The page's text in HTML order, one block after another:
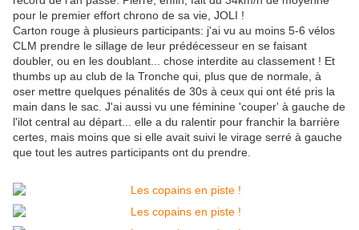
pour le premier effort chrono de sa vie, JOLI !
Carton rouge à plusieurs participants: j'ai vu au moins 5-6 vélos
CLM prendre le sillage de leur prédécesseur en se faisant
doubler, ou en les doublant... chose interdite au classement ! Et
thumbs up au club de la Tronche qui, plus que de normale, à
oser mettre quelques pénalités de 30s à ceux qui ont été pris la
main dans le sac. J'ai aussi vu une féminine 'couper' à gauche de
l'ilot central au départ... elle a du ralentir pour franchir la barrière
certes, mais moins que si elle avait suivi le virage serré à gauche
que tout les autres participants ont du prendre.